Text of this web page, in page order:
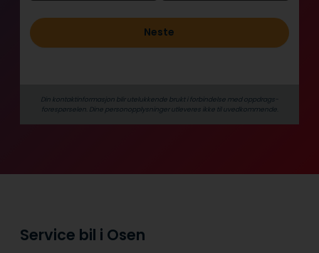
o
d
Neste
Din kontaktinformasjon blir utelukkende brukt i forbindelse med oppdrags­
forespørselen. Dine person­­opplysninger utleveres ikke til uvedkommende.
Service bil i Osen